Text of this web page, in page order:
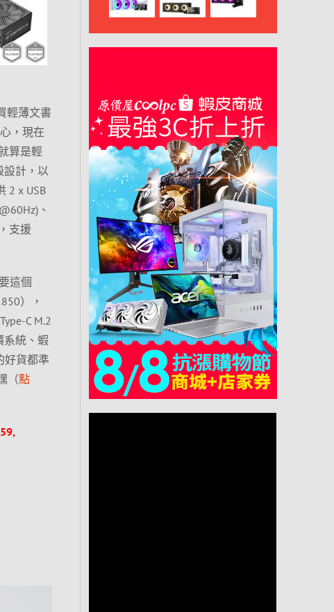
輕薄文書
，現在
算是輕
設計，以
2 x USB
、
支援
這個
），
C M.2
系統、蝦
好貨都準
（點